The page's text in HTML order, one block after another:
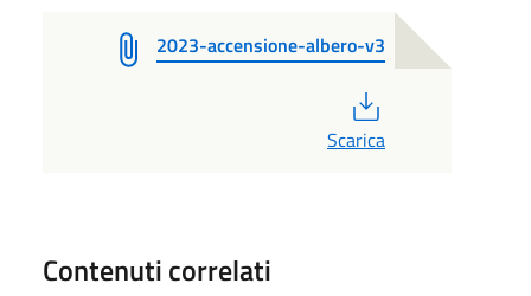
2023-accensione-albero-v3
Scarica
Contenuti correlati